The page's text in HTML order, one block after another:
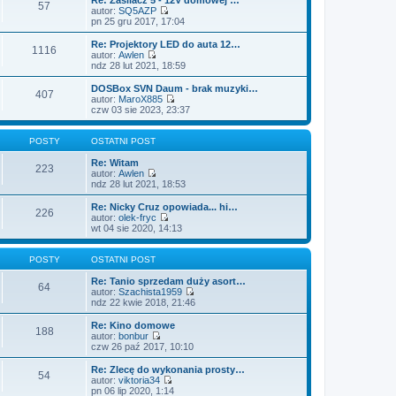
o
t
n
w
s
z
p
o
s
l
n
a
n
w
s
z
y
p
o
s
w
i
e
t
l
n
a
n
o
w
s
p
t
57
autor: SQ5AZP
W
y
ś
w
i
e
l
n
a
j
z
y
p
o
t
pn 25 gru 2017, 17:04
1116
Re: Projektory LED do auta 12…
autor: Awlen
W
y
ś
w
i
e
t
o
s
z
y
p
ndz 28 lut 2021, 18:59
407
DOSBox SVN Daum - brak muzyki…
autor: MaroX885
W
y
ś
i
l
n
a
j
n
o
w
y
p
o
s
czw 03 sie 2023, 23:37
POSTY OSTATNI POST
223
Re: Witam
autor: Awlen
W
y
ś
w
e
t
a
j
n
o
s
z
y
p
o
s
t
ndz 28 lut 2021, 18:53
226
Re: Nicky Cruz opowiada... hi…
autor: olek-fryc
W
y
ś
i
e
t
n
a
n
o
s
z
wt 04 sie 2020, 14:13
POSTY OSTATNI POST
64
Re: Tanio sprzedam duży asort…
autor: Szachista1959
W
y
t
l
ndz 22 kwie 2018, 21:46
188
Re: Kino domowe
autor: bonbur
W
y
ś
w
i
czw 26 paź 2017, 10:10
54
Re: Zlecę do wykonania prosty…
autor: viktoria34
W
pn 06 lip 2020, 1:14